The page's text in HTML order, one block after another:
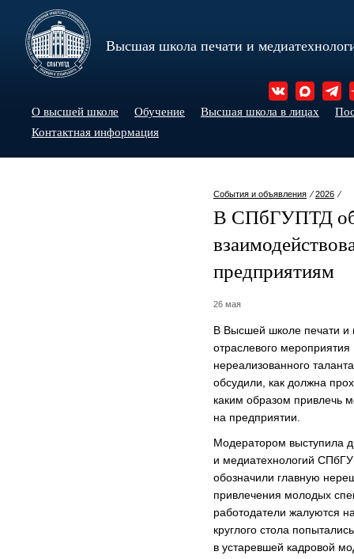
Высшая школа печати и
О высшей школе Обучение Высшая школа в лицах
Контактная информация
События и объявления ⁄2026 ⁄
В СПбГУПТД
предприятиям
26 мая
В Высшей школе печати и
отраслевого
нереализованного
обсудили, как должна
каким образом привлечь
на предприятии.
Модератором выступила
и медиатехнологий
обозначили главную
привлечения молодых
работодатели жалуются
круглого стола
в устаревшей кадровой